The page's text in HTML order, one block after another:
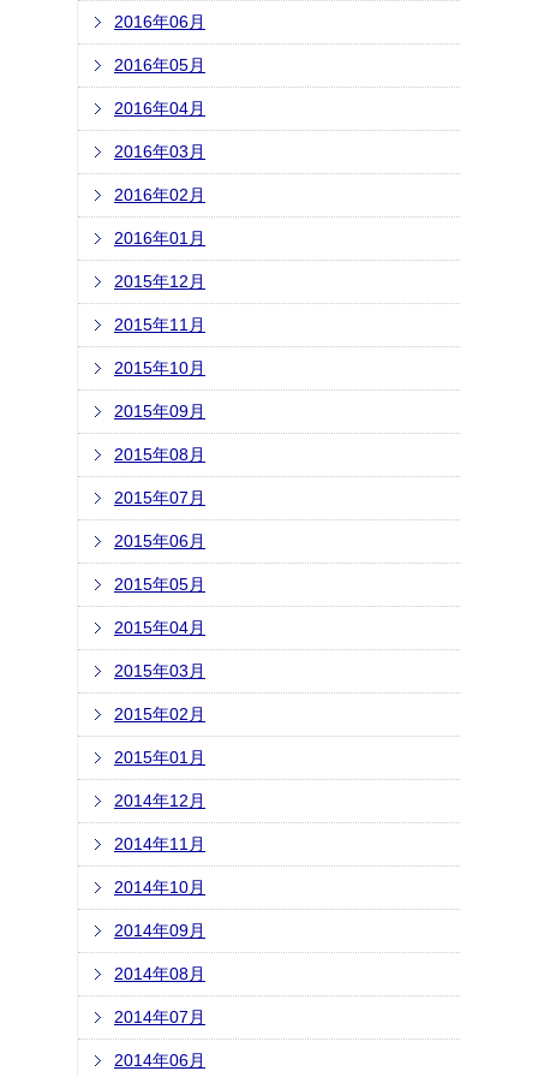
2016年06月
2016年05月
2016年04月
2016年03月
2016年02月
2016年01月
2015年12月
2015年11月
2015年10月
2015年09月
2015年08月
2015年07月
2015年06月
2015年05月
2015年04月
2015年03月
2015年02月
2015年01月
2014年12月
2014年11月
2014年10月
2014年09月
2014年08月
2014年07月
2014年06月